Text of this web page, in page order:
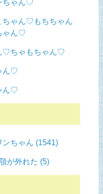
ちゃん♡
ゃん♡もちちゃん
ゃん♡
♡ちゃもちゃん♡
ん♡
ん♡
ンちゃん (1541)
が外れた (5)